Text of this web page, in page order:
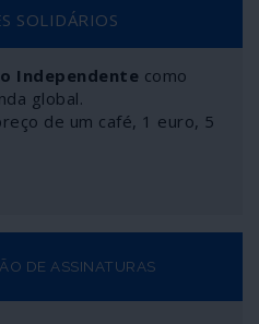
mais eficazes e letais sem
da sua parte, em vidas
fundamentais para a
de corrida aos
sabem utilizar a força
defender os seus
SOLIDÁRIOS
Independente como
global.
de um café, 1 euro, 5
DE ASSINATURAS